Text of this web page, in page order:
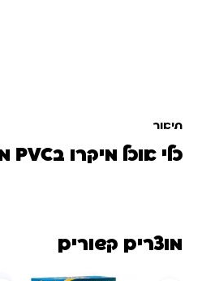
תיאור
כלי אוכל מיקרו בPVC מיקרו
מוצרים קשורים